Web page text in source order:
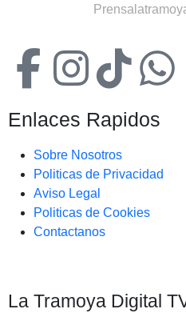
Enlaces Rapidos
Sobre Nosotros
Politicas de Privacidad
Aviso Legal
Politicas de Cookies
Contactanos
La Tramoya Digital